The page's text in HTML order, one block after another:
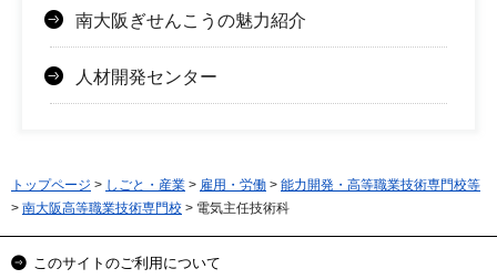
南大阪ぎせんこうの魅力紹介
人材開発センター
トップページ > しごと・産業 > 雇用・労働 > 能力開発・高等職業技術専門校等
> 南大阪高等職業技術専門校 > 電気主任技術科
このサイトのご利用について